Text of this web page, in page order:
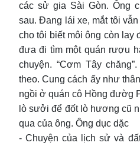
các sử gia Sài Gòn. Ông
sau. Đang lái xe, mắt tôi
cho tôi biết môi ông còn lay
đưa đi tìm một quán rượu
chuyện. “Cơm Tây
theo. Cung cách ấy như
ngồi ở quán cô Hồng đườg
lò sưởi để đốt lò hương cũ
qua của ông. Ông dục dặc
- Chuyện của lịch sử và